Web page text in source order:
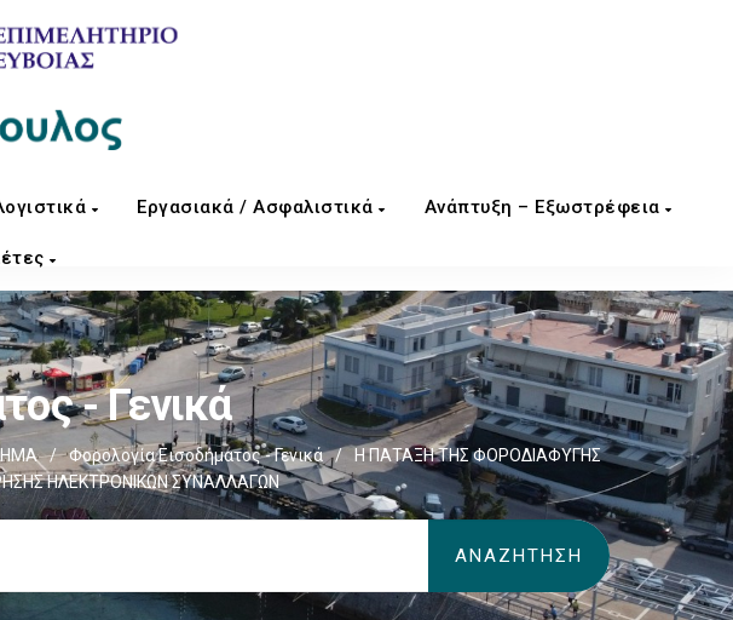
Εργασιακά / Ασφαλιστικά Ανάπτυξη – Εξωστρέφεια
- Γενικά
/ Φορολογία Εισοδήματος - Γενικά /
Η ΠΑΤΑΞΗ ΤΗΣ ΦΟΡΟΔΙΑΦΥΓΗΣ
ΗΛΕΚΤΡΟΝΙΚΩΝ ΣΥΝΑΛΛΑΓΩΝ